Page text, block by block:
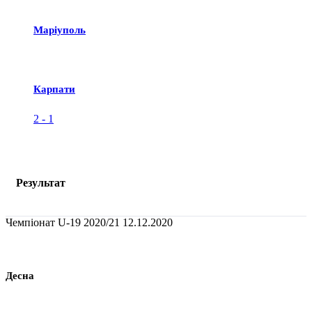
Маріуполь
Карпати
2 - 1
Результат
Чемпіонат U-19 2020/21 12.12.2020
Десна